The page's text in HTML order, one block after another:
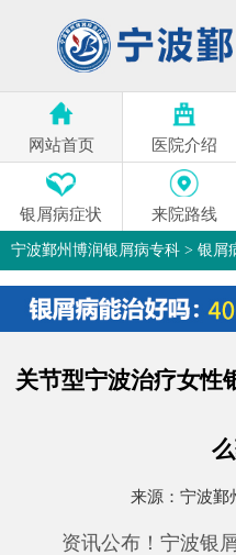
网站首页 医院介绍
银屑病症状 来院路线
宁波鄞州博润银屑病专科 > 银屑
关节型宁波治疗女性
来源： 宁波鄞
资讯公布！宁波银屑